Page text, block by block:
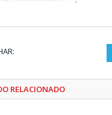
RELACIONADO